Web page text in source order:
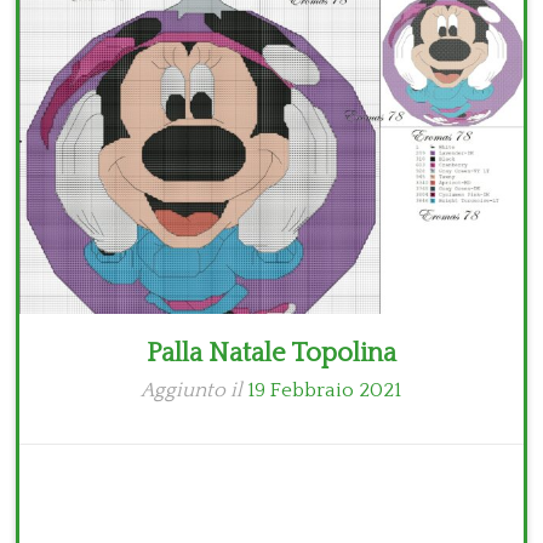
Disney
Thun
Palla Natale Topolina
Aggiunto il 19 Febbraio 2021